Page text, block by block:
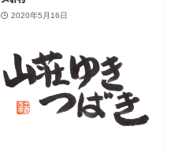
2020年5月16日